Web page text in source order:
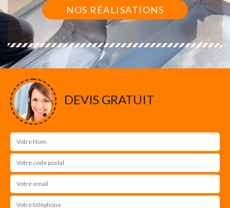
NOS RÉALISATIONS
DEVIS GRATUIT